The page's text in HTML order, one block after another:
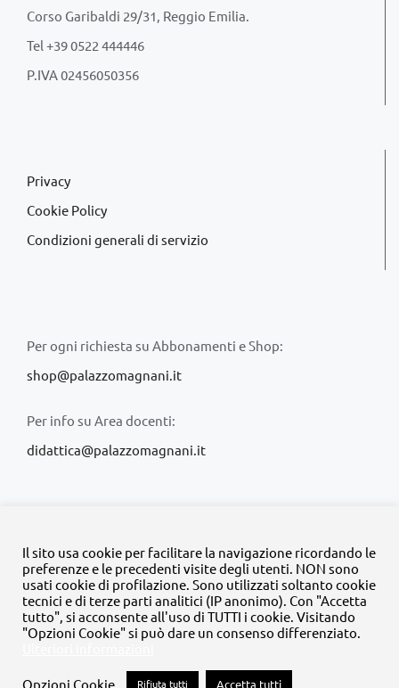
Corso Garibaldi 29/31, Reggio Emilia.
Tel +39 0522 444446
P.IVA 02456050356
Privacy
Cookie Policy
Condizioni generali di servizio
Per ogni richiesta su Abbonamenti e Shop:
shop@palazzomagnani.it
Per info su Area docenti:
didattica@palazzomagnani.it
© Copyright 2020 -2026 | Tutti i diritti riservati | MyFpm è un
progetto dellaFondazione Palazzo Magnani
FacebookInstagram
TwitterLinkedInYouTube
Il sito usa cookie per facilitare la navigazione ricordando le
preferenze e le precedenti visite degli utenti. NON sono
usati cookie di profilazione. Sono utilizzati soltanto cookie
tecnici e di terze parti analitici (IP anonimo). Con "Accetta
tutto", si acconsente all'uso di TUTTI i cookie. Visitando
"Opzioni Cookie" si può dare un consenso differenziato.
Opzioni Cookie Rifiuta tutti Accetta tutti